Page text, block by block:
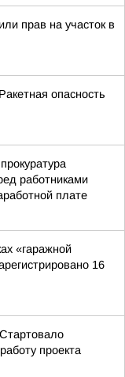
прав на участок в
опасность
работниками
плате
«гаражной
16
проекта